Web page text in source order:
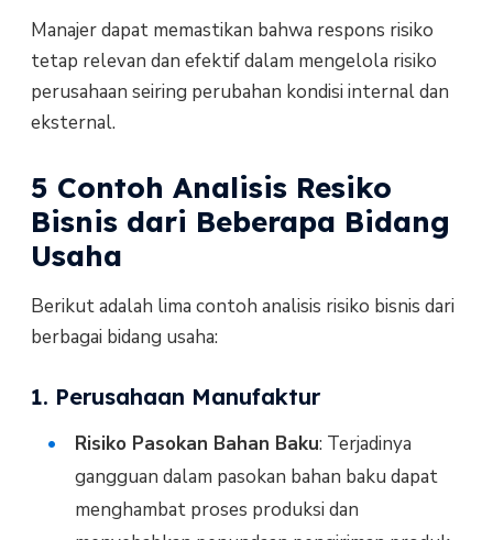
Manajer dapat memastikan bahwa respons risiko
tetap relevan dan efektif dalam mengelola risiko
perusahaan seiring perubahan kondisi internal dan
eksternal.
5 Contoh Analisis Resiko
Bisnis dari Beberapa Bidang
Usaha
Berikut adalah lima contoh analisis risiko bisnis dari
berbagai bidang usaha:
1. Perusahaan Manufaktur
Risiko Pasokan Bahan Baku: Terjadinya
gangguan dalam pasokan bahan baku dapat
menghambat proses produksi dan